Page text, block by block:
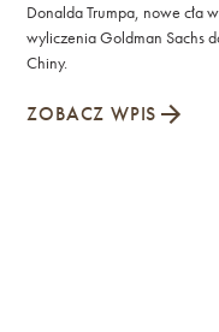
Donalda Trumpa, nowe cła
wyliczenia Goldman Sachs
Chiny.
ZOBACZ WPIS